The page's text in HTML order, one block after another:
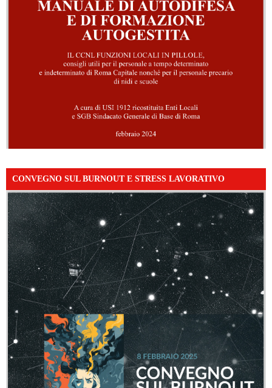
CONVEGNO SUL BURNOUT E STRESS LAVORATIVO